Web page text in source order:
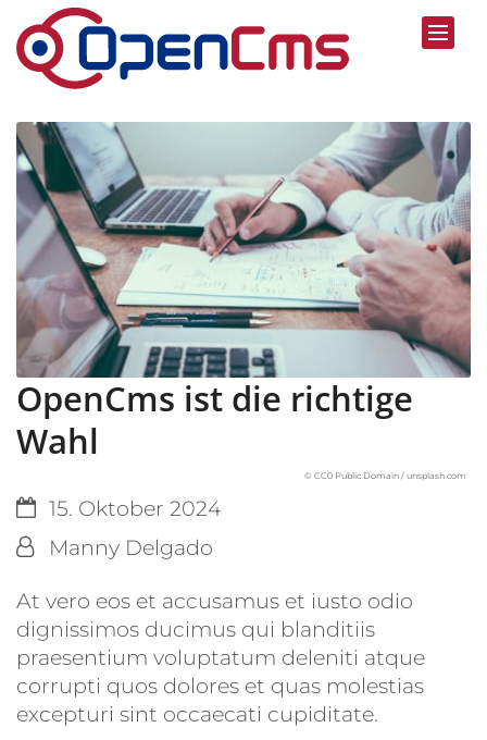
Zum Inhalt springen
© CC0 Public Domain / unsplash.com
OpenCms ist die richtige
Wahl
Datum:
15. Oktober 2024
Von:Manny Delgado
At vero eos et accusamus et iusto odio
dignissimos ducimus qui blanditiis
praesentium voluptatum deleniti atque
corrupti quos dolores et quas molestias
excepturi sint occaecati cupiditate.